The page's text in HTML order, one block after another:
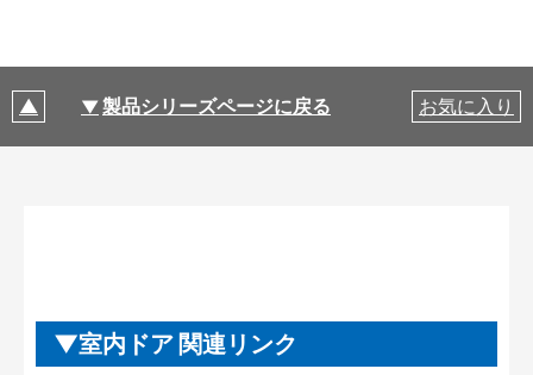
製品シリーズページに戻る お気に入り
室内ドア 関連リンク